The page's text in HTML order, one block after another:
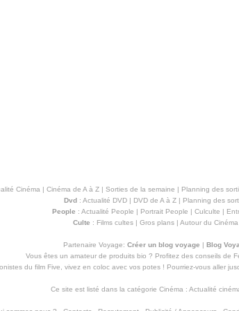
Cinéma | Cinéma de A à Z| Sorties de la semaine | Planning des
Dvd: Actualité DVD| DVD de A à Z| Planning des
People : Actualité People | Portrait People | Culculte |
Culte : Films cultes | Gros plans | Autour du Cinéma
Partenaire Voyage: Créer un blog voyage | Blog
Vous êtes un amateur de produits bio ? Profitez des conseils de
du film Five, vivez en coloc avec vos potes ! Pourriez-vous aller
Ce site est listé dans la catégorie Cinéma : Actualité